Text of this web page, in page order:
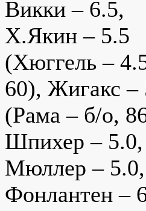
Викки – 6.5,
Х.Якин – 5.5
(Хюггель –
60), Жигакс –
(Рама – б/о,
Шпихер – 5.0,
Мюллер – 5.0,
Фонлантен –